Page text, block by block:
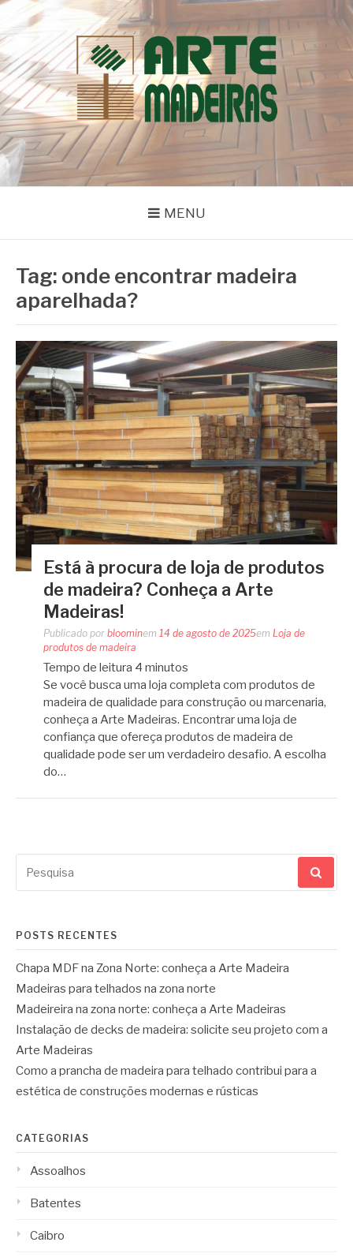
Pular
para
o
conteúdo
BLOG | ARTE
MADEIRAS
Dicas e Novidades sobre Madeiras
MENU
Tag: onde encontrar madeira
aparelhada?
Está à procura de loja de produtos
de madeira? Conheça a Arte
Madeiras!
Publicado por bloominem 14 de agosto de 2025em Loja de
produtos de madeira
Tempo de leitura 4 minutos
Se você busca uma loja completa com produtos de
madeira de qualidade para construção ou marcenaria,
conheça a Arte Madeiras. Encontrar uma loja de
confiança que ofereça produtos de madeira de
qualidade pode ser um verdadeiro desafio. A escolha
do…
por:
POSTS RECENTES
Chapa MDF na Zona Norte: conheça a Arte Madeira
Madeiras para telhados na zona norte
Madeireira na zona norte: conheça a Arte Madeiras
Instalação de decks de madeira: solicite seu projeto com a
Arte Madeiras
Como a prancha de madeira para telhado contribui para a
estética de construções modernas e rústicas
CATEGORIAS
Assoalhos
Batentes
Caibro